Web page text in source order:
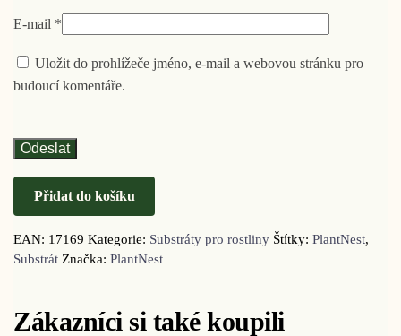
E-mail *
Uložit do prohlížeče jméno, e-mail a webovou stránku pro
budoucí komentáře.
Přidat do košíku
EAN: 17169 Kategorie: Substráty pro rostliny Štítky: PlantNest,
Substrát Značka: PlantNest
Zákazníci si také koupili